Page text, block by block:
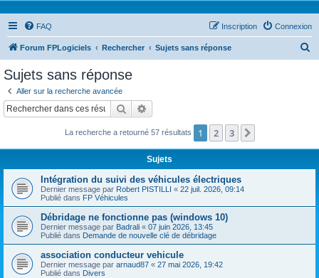
FAQ Connexion
Inscription
Forum FPLogiciels Rechercher Sujets sans réponse
c
Sujets sans réponse
Aller sur la recherche avancée
Rechercher
La recherche a retourné 57 résultats 1 2 3
Sujets
Intégration du suivi des véhicules électriques
Dernier message par Robert PISTILLI « 22 juil. 2026, 09:14
Publié dans FP Véhicules
Débridage ne fonctionne pas (windows 10)
Dernier message par Badrali « 07 juin 2026, 13:45
Publié dans Demande de nouvelle clé de débridage
association conducteur vehicule
Dernier message par arnaud87 « 27 mai 2026, 19:42
Publié dans Divers